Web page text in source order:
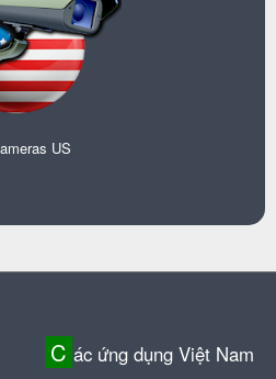
US
C ác ứng dụng Việt Nam